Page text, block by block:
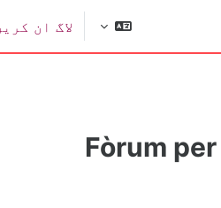
لاگ ان کریں
Fòrum